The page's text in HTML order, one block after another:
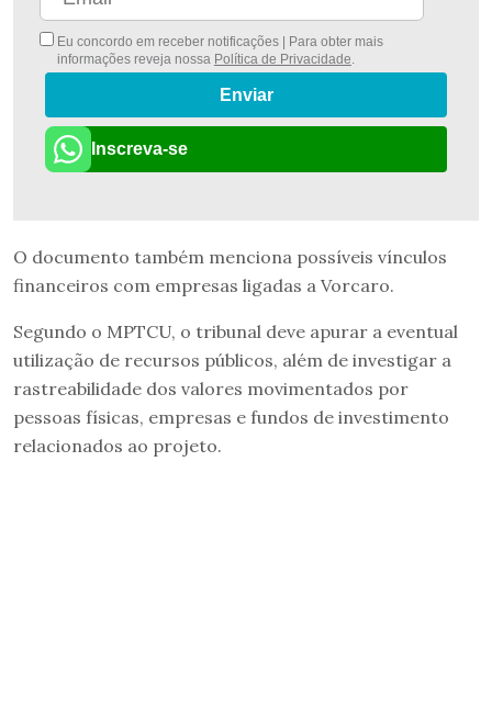
Eu concordo em receber notificações | Para obter mais
informações reveja nossa Política de Privacidade.
Enviar
Inscreva-se
O documento também menciona possíveis vínculos
financeiros com empresas ligadas a Vorcaro.
Segundo o MPTCU, o tribunal deve apurar a eventual
utilização de recursos públicos, além de investigar a
rastreabilidade dos valores movimentados por
pessoas físicas, empresas e fundos de investimento
relacionados ao projeto.